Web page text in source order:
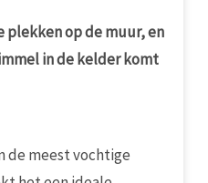
plekken op de muur, en
in de kelder komt
de meest vochtige